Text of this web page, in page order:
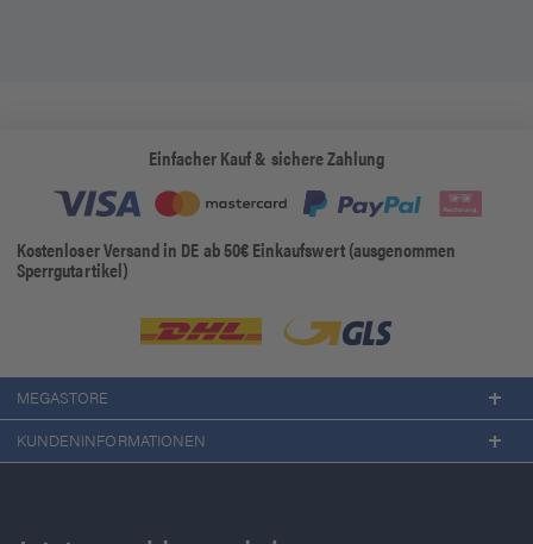
Einfacher Kauf & sichere Zahlung
Kostenloser Versand in DE ab 50€ Einkaufswert (ausgenommen
Sperrgutartikel)
MEGASTORE
KUNDENINFORMATIONEN